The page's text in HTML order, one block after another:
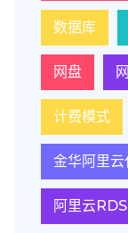
数据库
网盘
计费模式
金华阿里云
阿里云RDS